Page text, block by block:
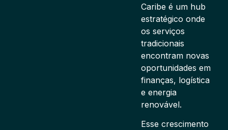
Caribe é um hub
estratégico onde
os serviços
tradicionais
encontram novas
oportunidades em
finanças, logística
e energia
renovável.
Esse crescimento